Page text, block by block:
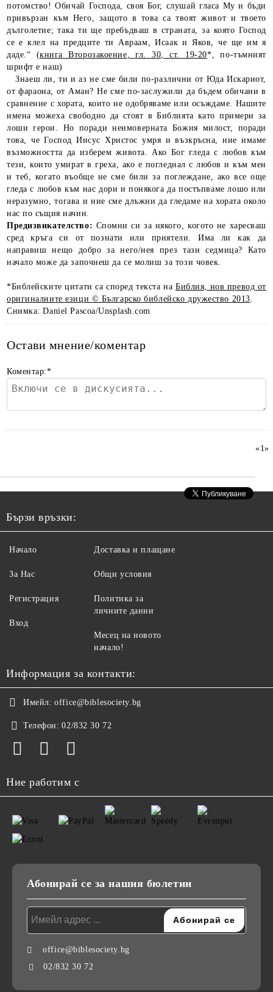
потомство! Обичай Господа, своя Бог, слушай гласа Му и бъди
привързан към Него, защото в това са твоят живот и твоето
дълголетие; така ти ще пребъдваш в страната, за която Господ
се е клел на предците ти Авраам, Исаак и Яков, че ще им я
даде.“ (книга Второзакоение, гл. 30, ст. 19-20*, по-тъмният
шрифт е наш)
Знаеш ли, ти и аз не сме били по-различни от Юда Искариот,
от фараона, от Аман? Не сме по-заслужили да бъдем обичани в
сравнение с хората, които не одобряваме или осъждаме. Нашите
имена можеха свободно да стоят в Библията като примери за
лоши герои. Но поради неимоверната Божия милост, поради
това, че Господ Иисус Христос умря и възкръсна, ние имаме
възможността да изберем живота. Ако Бог гледа с любов към
тези, които умират в греха, ако е погледнал с любов и към мен
и теб, когато въобще не сме били за поглеждане, ако все още
гледа с любов към нас дори и понякога да постъпваме лошо или
неразумно, тогава и ние сме длъжни да гледаме на хората около
нас по същия начин.
Предизвикателство: Спомни си за някого, когото не харесваш
сред кръга си от познати или приятели. Има ли как да
направиш нещо добро за него/нея през тази седмица? Като
начало може да започнеш да се молиш за този човек.
*Библейските цитати са според текста на Библия, нов превод от
оригиналните езици © Българско библейско дружество 2013
Снимка: Daniel Pascoa/Unsplash.com
Остави мнение/коментар
Коментар:*
«1»
Бързи връзки:
Начало
За Нас
Регистрация
Вход
Доставка и плащане
Общи условия
Политика за
личните данни
Месец на новото
начало!
Информация за контакти:
Имейл: office@biblesociety.bg
Телефон: 02/832 30 72
Ние работим с
Абонирай се за нашия бюлетин
office@biblesociety.bg
02/832 30 72